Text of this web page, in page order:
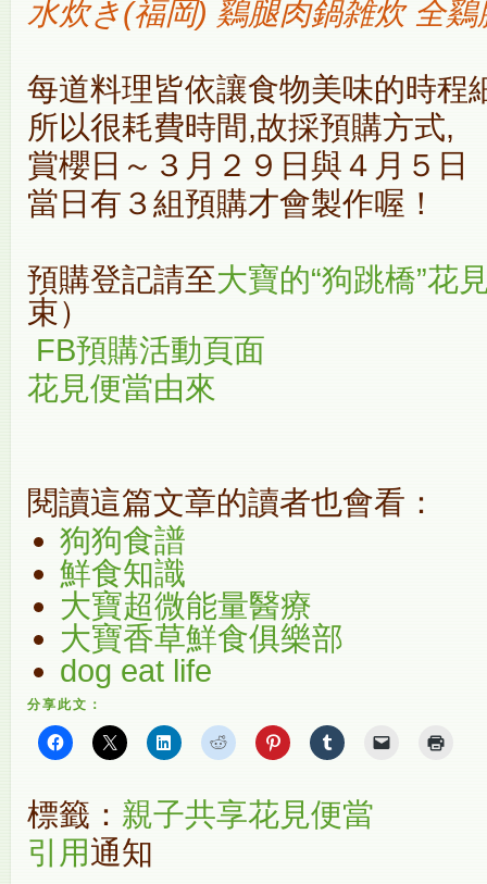
水炊き(福岡) 鷄腿肉鍋雑炊 全
每道料理皆依讓食物美味的時程
所以很耗費時間,故採預購方式,
賞櫻日～３月２９日與４月５日
當日有３組預購才會製作喔！
預購登記請至大寶的“狗跳橋”花
束）
FB預購活動頁面
花見便當由來
閱讀這篇文章的讀者也會看：
狗狗食譜
鮮食知識
大寶超微能量醫療
大寶香草鮮食俱樂部
dog eat life
分享此文：
標籤： 親子共享花見便當
引用通知